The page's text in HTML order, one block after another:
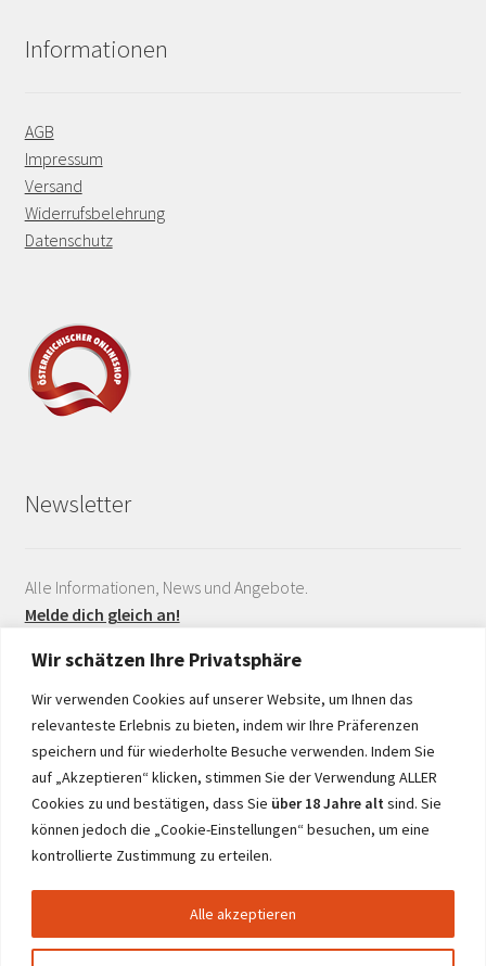
Wir schätzen Ihre Privatsphäre
Wir verwenden Cookies auf unserer Website, um Ihnen das
relevanteste Erlebnis zu bieten, indem wir Ihre Präferenzen
speichern und für wiederholte Besuche verwenden. Indem Sie
auf „Akzeptieren“ klicken, stimmen Sie der Verwendung ALLER
Cookies zu und bestätigen, dass Sie über 18 Jahre alt sind. Sie
können jedoch die „Cookie-Einstellungen“ besuchen, um eine
kontrollierte Zustimmung zu erteilen.
Alle akzeptieren
Informationen
AGB
Impressum
Versand
Widerrufsbelehrung
Datenschutz
Newsletter
Alle Informationen, News und Angebote.
Melde dich gleich an!
Realisiert durch
© netwine.at 2026